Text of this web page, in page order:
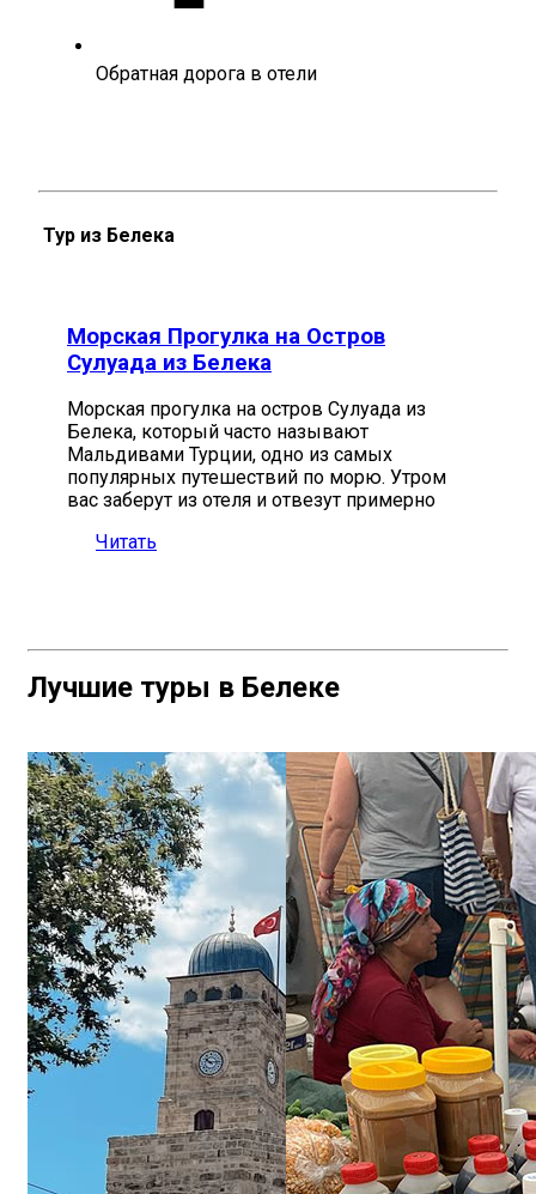
Обратная дорога в отели
Тур из Белека
Морская Прогулка на Остров
Сулуада из Белека
Морская прогулка на остров Сулуада из
Белека, который часто называют
Мальдивами Турции, одно из самых
популярных путешествий по морю. Утром
вас заберут из отеля и отвезут примерно
Читать
Лучшие туры в Белеке